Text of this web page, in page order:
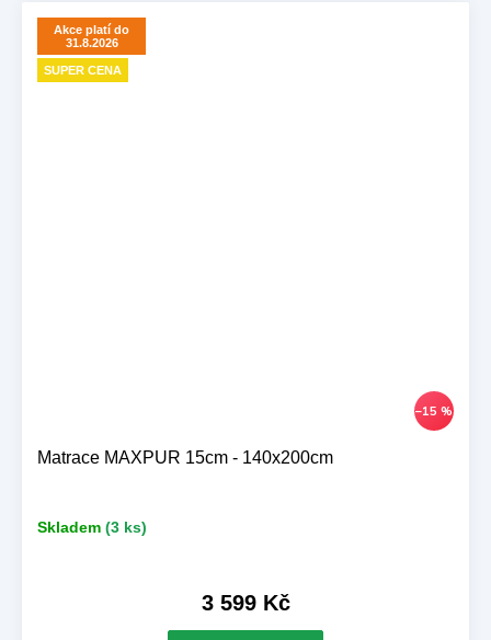
Akce platí do
31.8.2026
SUPER CENA
–15 %
Matrace MAXPUR 15cm - 140x200cm
Skladem (3 ks)
3 599 Kč